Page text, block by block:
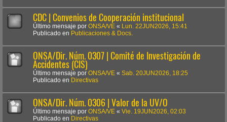
CDC | Convenios de Cooperación institucional
Último mensaje por ONSA/VE «
Lun. 22JUN2026, 15:41
Publicado en Publicaciones & Docs.
ONSA/Dir. Núm. 0307 | Comité de Investigación de
Accidentes (CIS)
Último mensaje por ONSA/VE « Sab. 20JUN2026, 18:25
Publicado en Directivas
ONSA/Dir. Núm. 0306 | Valor de la UV/O
Último mensaje por ONSA/VE « Vie. 19JUN2026, 02:03
Publicado en Directivas